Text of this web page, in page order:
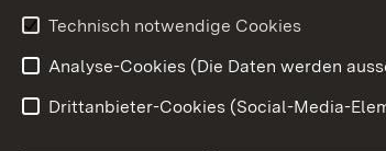
Technisch notwendige Cookies
Analyse-Cookies (Die Daten werden
Drittanbieter-Cookies (Social-Media-